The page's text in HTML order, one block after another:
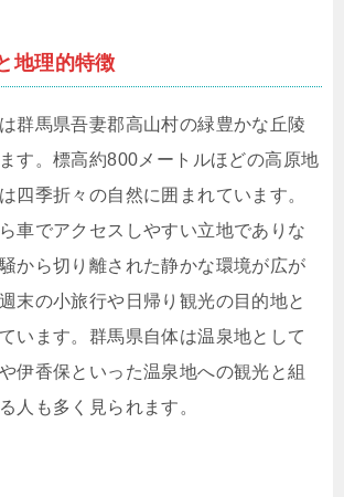
地理的特徴
群馬県吾妻郡高山村の緑豊かな丘陵
す。標高約800メートルほどの高原地
四季折々の自然に囲まれています。
車でアクセスしやすい立地でありな
から切り離された静かな環境が広が
末の小旅行や日帰り観光の目的地と
います。群馬県自体は温泉地として
伊香保といった温泉地への観光と組
人も多く見られます。